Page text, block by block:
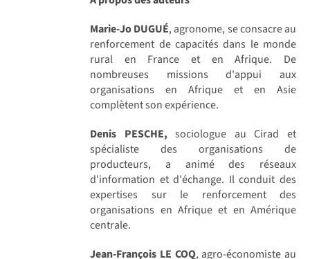
Marie-Jo DUGUÉ, agronome, se consacre au
renforcement de capacités dans le monde
rural en France et en Afrique. De
nombreuses missions d'appui aux
organisations en Afrique et en Asie
complètent son expérience.
Denis PESCHE, sociologue au Cirad et
spécialiste des organisations de
producteurs, a animé des réseaux
d'information et d'échange. Il conduit des
expertises sur le renforcement des
organisations en Afrique et en Amérique
centrale.
Jean-François LE COQ, agro-économiste au